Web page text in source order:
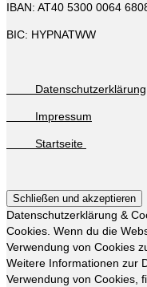
IBAN: AT40 5300 0064
BIC: HYPNATWW
Datenschutzerklärung
Impressum
Startseite
Datenschutzerklärung &
Cookies. Wenn du die
Verwendung von Cookies
Weitere Informationen zur
Verwendung von Cookies,